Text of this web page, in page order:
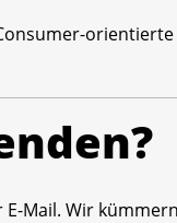
Mail. Wir